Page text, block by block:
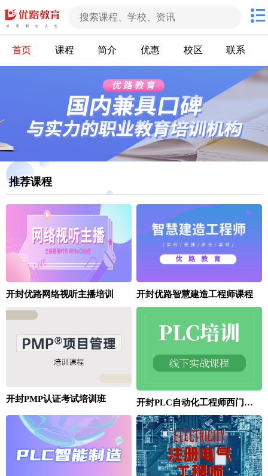
首页 课程 简介 优惠 校区 联系
推荐课程
开封优路网络视听主播培训 开封优路智慧建造工程师课程
开封PMP认证考试培训班 开封PLC自动化工程师西门子S7-1200/1500编程班